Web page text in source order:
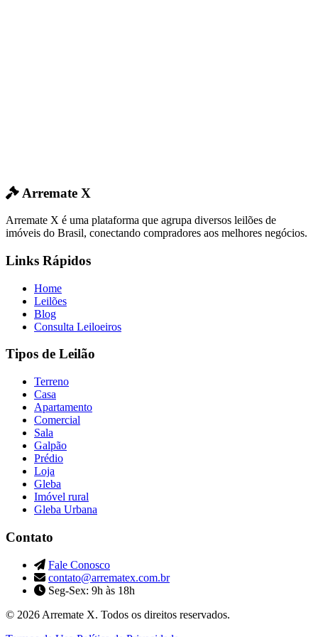
Arremate X
Arremate X é uma plataforma que agrupa diversos leilões de
imóveis do Brasil, conectando compradores aos melhores negócios.
Links Rápidos
Home
Leilões
Blog
Consulta Leiloeiros
Tipos de Leilão
Terreno
Casa
Apartamento
Comercial
Sala
Galpão
Prédio
Loja
Gleba
Imóvel rural
Gleba Urbana
Contato
Fale Conosco
contato@arrematex.com.br
Seg-Sex: 9h às 18h
© 2026 Arremate X. Todos os direitos reservados.